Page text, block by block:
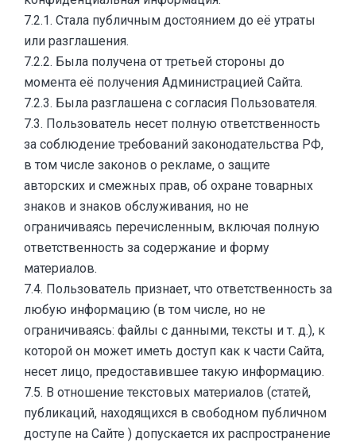
7.2.1. Стала публичным достоянием до её утраты
или разглашения.
7.2.2. Была получена от третьей стороны до
момента её получения Администрацией Сайта.
7.2.3. Была разглашена с согласия Пользователя.
7.3. Пользователь несет полную ответственность
за соблюдение требований законодательства РФ,
в том числе законов о рекламе, о защите
авторских и смежных прав, об охране товарных
знаков и знаков обслуживания, но не
ограничиваясь перечисленным, включая полную
ответственность за содержание и форму
материалов.
7.4. Пользователь признает, что ответственность за
любую информацию (в том числе, но не
ограничиваясь: файлы с данными, тексты и т. д.), к
которой он может иметь доступ как к части Сайта,
несет лицо, предоставившее такую информацию.
7.5. В отношение текстовых материалов (статей,
публикаций, находящихся в свободном публичном
доступе на Сайте ) допускается их распространение